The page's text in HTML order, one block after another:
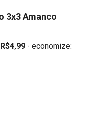
3x3 Amanco
R$4,99 - economize: